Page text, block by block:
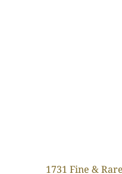
1731 Fine &